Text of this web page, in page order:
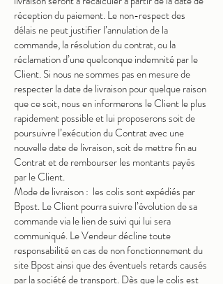
réception du paiement. Le non-respect des
délais ne peut justifier l’annulation de la
commande, la résolution du contrat, ou la
réclamation d’une quelconque indemnité par le
Client. Si nous ne sommes pas en mesure de
respecter la date de livraison pour quelque raison
que ce soit, nous en informerons le Client le plus
rapidement possible et lui proposerons soit de
poursuivre l’exécution du Contrat avec une
nouvelle date de livraison, soit de mettre fin au
Contrat et de rembourser les montants payés
par le Client.
Mode de livraison : les colis sont expédiés par
Bpost. Le Client pourra suivre l’évolution de sa
commande via le lien de suivi qui lui sera
communiqué. Le Vendeur décline toute
responsabilité en cas de non fonctionnement du
site Bpost ainsi que des éventuels retards causés
par la société de transport. Dès que le colis est